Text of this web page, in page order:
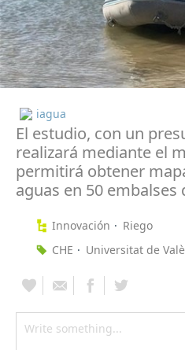
iagua
El estudio, con un
realizará mediante el
permitirá obtener
aguas en 50
Innovación
Riego
CHE
Universitat de